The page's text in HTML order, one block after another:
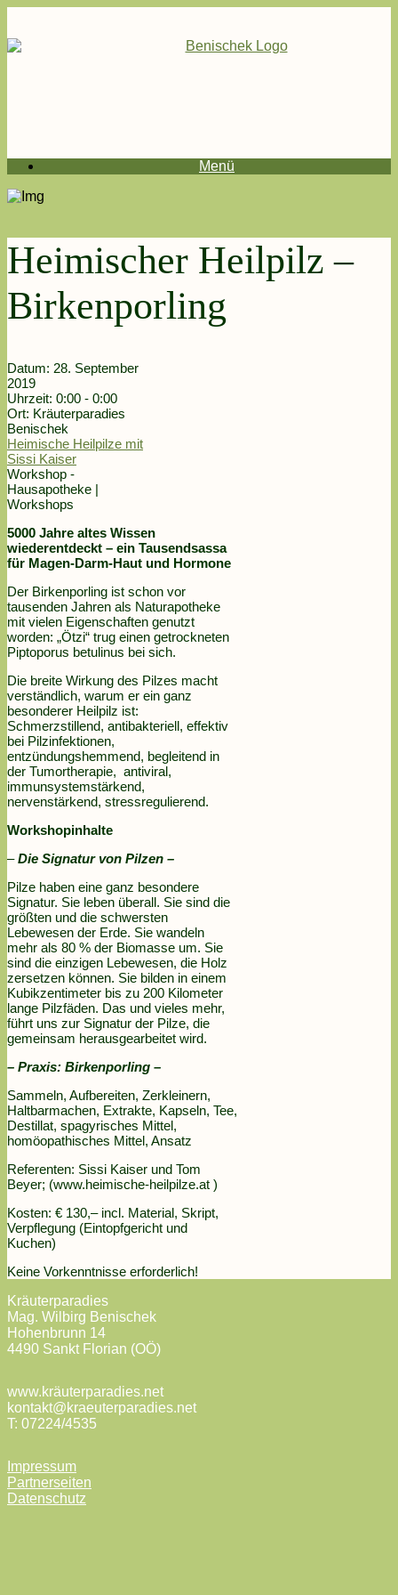
Menü
Heimischer Heilpilz –
Birkenporling
Datum: 28. September
2019
Uhrzeit: 0:00 - 0:00
Ort: Kräuterparadies
Benischek
Heimische Heilpilze mit
Sissi Kaiser
Workshop -
Hausapotheke |
Workshops
5000 Jahre altes Wissen
wiederentdeckt – ein Tausendsassa
für Magen-Darm-Haut und Hormone
Der Birkenporling ist schon vor
tausenden Jahren als Naturapotheke
mit vielen Eigenschaften genutzt
worden: „Ötzi“ trug einen getrockneten
Piptoporus betulinus bei sich.
Die breite Wirkung des Pilzes macht
verständlich, warum er ein ganz
besonderer Heilpilz ist:
Schmerzstillend, antibakteriell, effektiv
bei Pilzinfektionen,
entzündungshemmend, begleitend in
der Tumortherapie, antiviral,
immunsystemstärkend,
nervenstärkend, stressregulierend.
Workshopinhalte
–Die Signatur von Pilzen –
Pilze haben eine ganz besondere
Signatur. Sie leben überall. Sie sind die
größten und die schwersten
Lebewesen der Erde. Sie wandeln
mehr als 80 % der Biomasse um. Sie
sind die einzigen Lebewesen, die Holz
zersetzen können. Sie bilden in einem
Kubikzentimeter bis zu 200 Kilometer
lange Pilzfäden. Das und vieles mehr,
führt uns zur Signatur der Pilze, die
gemeinsam herausgearbeitet wird.
– Praxis: Birkenporling –
Sammeln, Aufbereiten, Zerkleinern,
Haltbarmachen, Extrakte, Kapseln, Tee,
Destillat, spagyrisches Mittel,
homöopathisches Mittel, Ansatz
Referenten: Sissi Kaiser und Tom
Beyer; (www.heimische-heilpilze.at )
Kosten: € 130,– incl. Material, Skript,
Verpflegung (Eintopfgericht und
Kuchen)
Keine Vorkenntnisse erforderlich!
Kräuterparadies
Mag. Wilbirg Benischek
Hohenbrunn 14
4490 Sankt Florian (OÖ)
www.kräuterparadies.net
kontakt@kraeuterparadies.net
T: 07224/4535
Impressum
Partnerseiten
Datenschutz